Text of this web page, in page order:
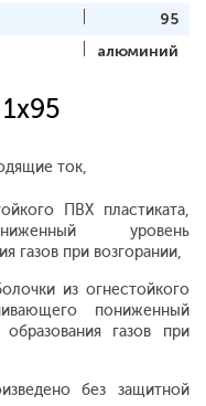
95
алюминий
ток,
ПВХ пластиката,
уровень
газов при возгорании,
из огнестойкого
пониженный
газов при
без защитной